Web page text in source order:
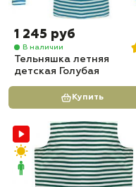
1 245 руб
В наличии
Тельняшка летняя
детская Голубая
Купить